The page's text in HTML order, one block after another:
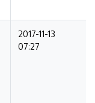
2017-11-13
07:27